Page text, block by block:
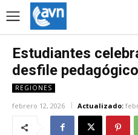
Estudiantes
desfile
REGIONES
febrero 12, 2026 Actualizado: